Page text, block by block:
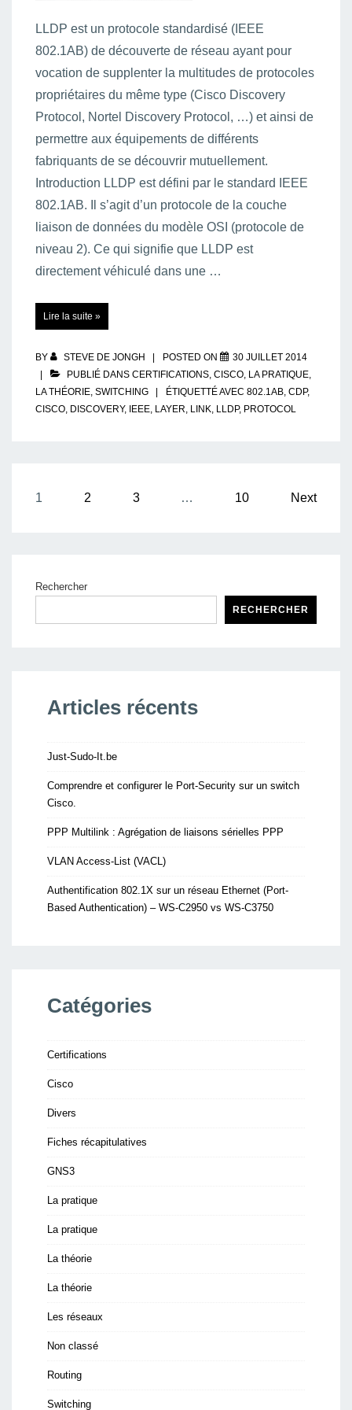
LLDP est un protocole standardisé (IEEE
802.1AB) de découverte de réseau ayant pour
vocation de supplenter la multitudes de protocoles
propriétaires du même type (Cisco Discovery
Protocol, Nortel Discovery Protocol, …) et ainsi de
permettre aux équipements de différents
fabriquants de se découvrir mutuellement.
Introduction LLDP est défini par le standard IEEE
802.1AB. Il s’agit d’un protocole de la couche
liaison de données du modèle OSI (protocole de
niveau 2). Ce qui signifie que LLDP est
directement véhiculé dans une …
(Link
Layer
Lire la suite »
BY STEVE DE JONGH POSTED ON
30 JUILLET 2014
PUBLIÉ DANS CERTIFICATIONS, CISCO, LA PRATIQUE,
LA THÉORIE, SWITCHING ÉTIQUETTÉ AVEC 802.1AB, CDP,
CISCO, DISCOVERY, IEEE, LAYER, LINK, LLDP, PROTOCOL
Pagination
1 2 3 … 10 Next
Rechercher
RECHERCHER
Articles récents
Just-Sudo-It.be
Comprendre et configurer le Port-Security sur un switch
Cisco.
PPP Multilink : Agrégation de liaisons sérielles PPP
VLAN Access-List (VACL)
Authentification 802.1X sur un réseau Ethernet (Port-
Based Authentication) – WS-C2950 vs WS-C3750
Catégories
Certifications
Cisco
Divers
Fiches récapitulatives
GNS3
La pratique
La pratique
La théorie
La théorie
Les réseaux
Non classé
Routing
Switching